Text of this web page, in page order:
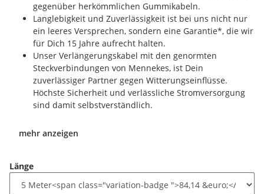
gegenüber herkömmlichen Gummikabeln.
Langlebigkeit und Zuverlässigkeit ist bei uns nicht nur
ein leeres Versprechen, sondern eine Garantie*, die wir
für Dich 15 Jahre aufrecht halten.
Unser Verlängerungskabel mit den genormten
Steckverbindungen von Mennekes, ist Dein
zuverlässiger Partner gegen Witterungseinflüsse.
Höchste Sicherheit und verlässliche Stromversorgung
sind damit selbstverständlich.
mehr anzeigen
Länge